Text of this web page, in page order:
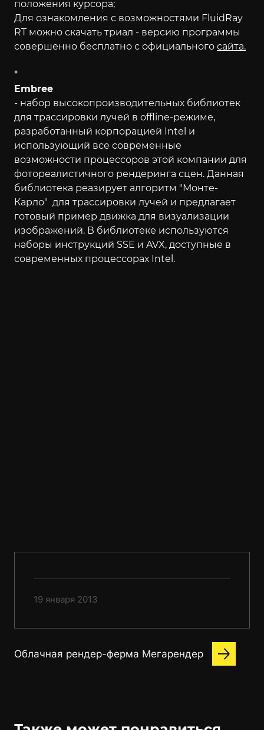
положения курсора;
Для ознакомления с возможностями FluidRay
RT можно скачать триал - версию программы
совершенно бесплатно с официального сайта.
*
Embree
- набор высокопроизводительных библиотек
для трассировки лучей в offline-режиме,
разработанный корпорацией Intel и
использующий все современные
возможности процессоров этой компании для
фотореалистичного рендеринга сцен. Данная
библиотека реазирует алгоритм "Монте-
Карло" для трассировки лучей и предлагает
готовый пример движка для визуализации
изображений. В библиотеке используются
наборы инструкций SSE и AVX, доступные в
современных процессорах Intel.
19 января 2013
Облачная рендер-ферма Мегарендер